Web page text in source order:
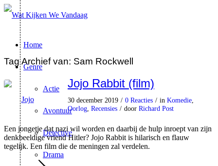
Home
Genre
Actie
Avontuur
Detective
Drama
Tag Archief van: Sam Rockwell
Jojo Rabbit (film)
30 december 2019 / 0 Reacties / in Komedie
Oorlog Recensies / door Richard Post
Een jongetje dat nazi wil worden en daarbij de hulp inroept van zijn
denkbeeldige vriend Hitler? Jojo Rabbit is hilarisch en flauw
tegelijk. Een film die de meningen zal verdelen.